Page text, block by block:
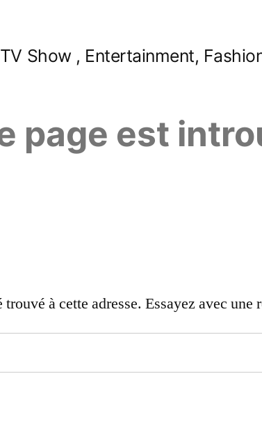
Show , Entertainment,
page est
à cette adresse. Essayez avec une